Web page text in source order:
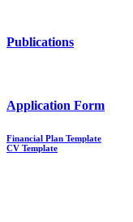
Publications
Application Form
Financial Plan Template
CV Template